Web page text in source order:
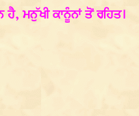
ਮਨੁੱਖੀ ਕਾਨੂੰਨਾਂ ਤੋਂ ਰਹਿਤ।